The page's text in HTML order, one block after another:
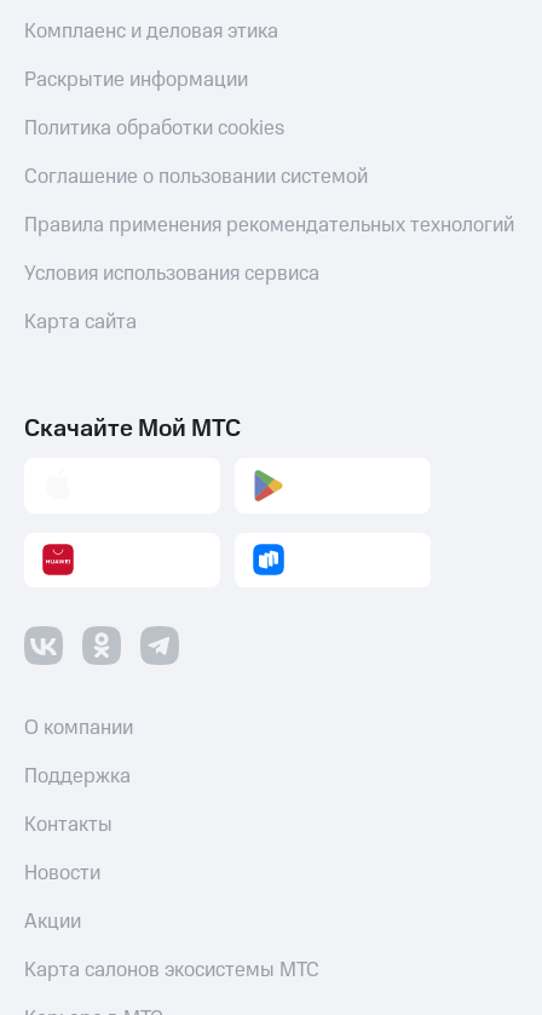
Комплаенс и деловая этика
Раскрытие информации
Политика обработки cookies
Соглашение о пользовании системой
Правила применения рекомендательных технологий
Условия использования сервиса
Карта сайта
Скачайте Мой МТС
О компании
Поддержка
Контакты
Новости
Акции
Карта салонов экосистемы МТС